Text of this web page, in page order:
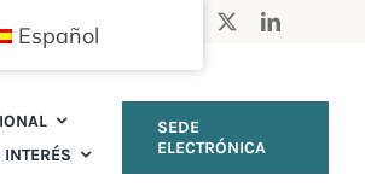
SEDE
ELECTRÓNICA
Español